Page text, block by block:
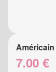
7.00 €